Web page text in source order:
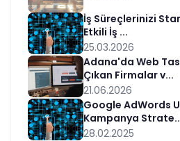
İş Süreçlerinizi
Etkili İş ...
25.03.2026
Adana'da Web
Çıkan Firmalar v...
21.06.2026
Google AdWords
Kampanya
28.02.2025